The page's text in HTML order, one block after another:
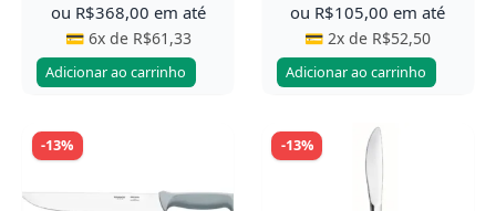
ou R$368,00 em até
💳 6x de R$61,33
Adicionar ao carrinho
ou R$105,00 em até
💳 2x de R$52,50
Adicionar ao carrinho
-13% -13%